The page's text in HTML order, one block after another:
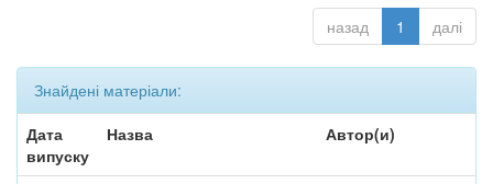
назад 1 далі
Знайдені матеріали:
Дата
випуску
Назва Автор(и)